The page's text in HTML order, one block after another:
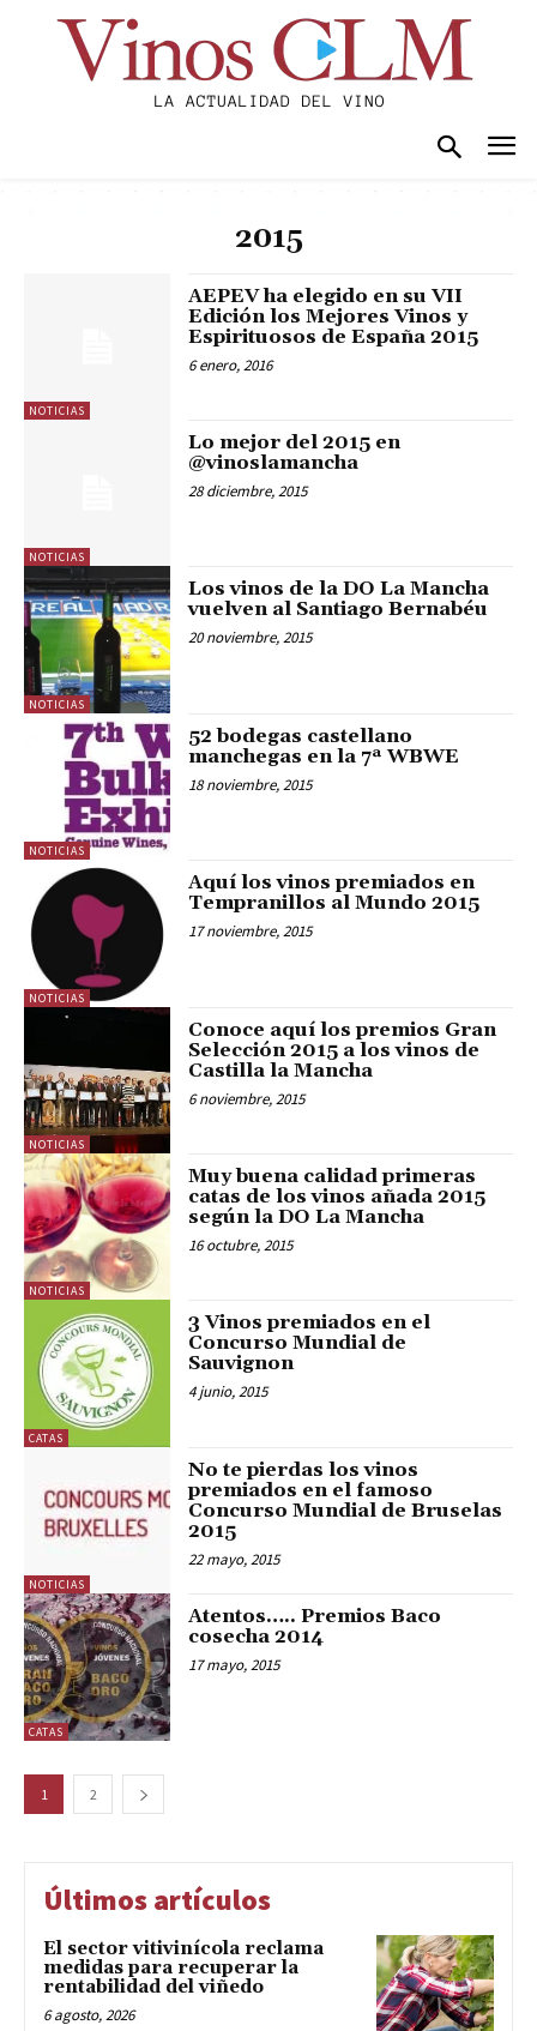
2015
NOTICIAS
AEPEV ha elegido en su VII
Edición los Mejores Vinos y
Espirituosos de España 2015
6 enero, 2016
NOTICIAS
Lo mejor del 2015 en
@vinoslamancha
28 diciembre, 2015
NOTICIAS
Los vinos de la DO La Mancha
vuelven al Santiago Bernabéu
20 noviembre, 2015
NOTICIAS
52 bodegas castellano
manchegas en la 7ª WBWE
18 noviembre, 2015
NOTICIAS
Aquí los vinos premiados en
Tempranillos al Mundo 2015
17 noviembre, 2015
NOTICIAS
Conoce aquí los premios Gran
Selección 2015 a los vinos de
Castilla la Mancha
6 noviembre, 2015
NOTICIAS
Muy buena calidad primeras
catas de los vinos añada 2015
según la DO La Mancha
16 octubre, 2015
CATAS
3 Vinos premiados en el
Concurso Mundial de
Sauvignon
4 junio, 2015
NOTICIAS
No te pierdas los vinos
premiados en el famoso
Concurso Mundial de Bruselas
2015
22 mayo, 2015
CATAS
Atentos….. Premios Baco
cosecha 2014
17 mayo, 2015
1 2
Últimos artículos
El sector vitivinícola reclama
medidas para recuperar la
rentabilidad del viñedo
6 agosto, 2026